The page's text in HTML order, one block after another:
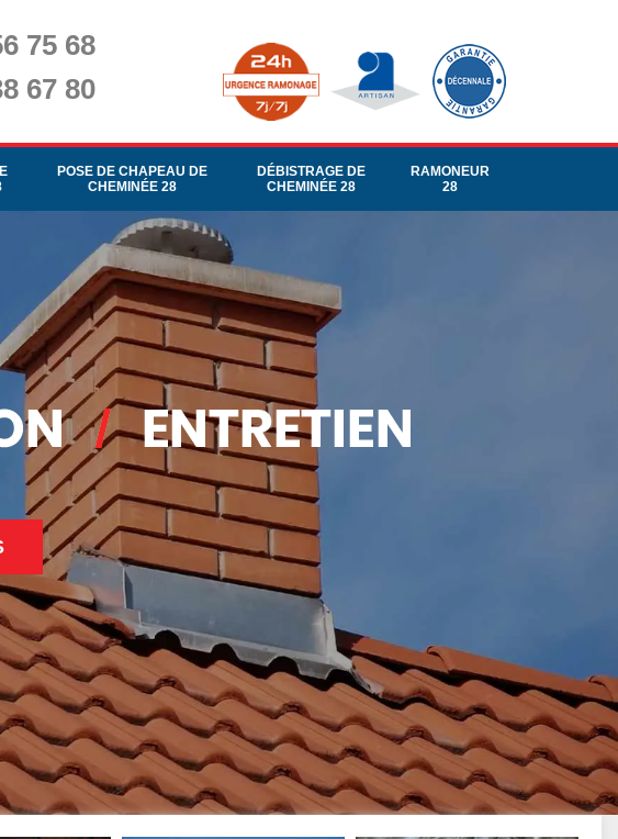
75 68
67 80
POSE DE CHAPEAU DE
CHEMINÉE 28
DÉBISTRAGE DE
CHEMINÉE 28
RAMONEUR
28